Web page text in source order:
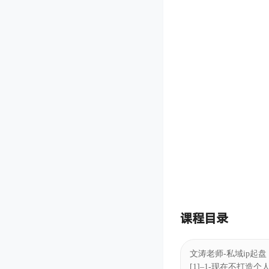
课程目录
文涛老师-私域ip起盘
[1]–1-现在不打造个